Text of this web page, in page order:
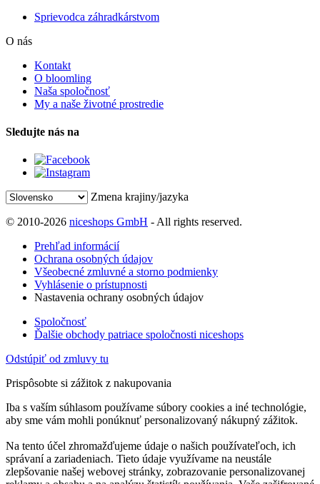
Sprievodca záhradkárstvom
O nás
Kontakt
O bloomling
Naša spoločnosť
My a naše životné prostredie
Sledujte nás na
Zmena krajiny/jazyka
© 2010-2026 niceshops GmbH - All rights reserved.
Prehľad informácií
Ochrana osobných údajov
Všeobecné zmluvné a storno podmienky
Vyhlásenie o prístupnosti
Nastavenia ochrany osobných údajov
Spoločnosť
Ďalšie obchody patriace spoločnosti niceshops
Odstúpiť od zmluvy tu
Prispôsobte si zážitok z nakupovania
Iba s vaším súhlasom používame súbory cookies a iné technológie,
aby sme vám mohli ponúknuť personalizovaný nákupný zážitok.
Na tento účel zhromažďujeme údaje o našich používateľoch, ich
správaní a zariadeniach. Tieto údaje využívame na neustále
zlepšovanie našej webovej stránky, zobrazovanie personalizovanej